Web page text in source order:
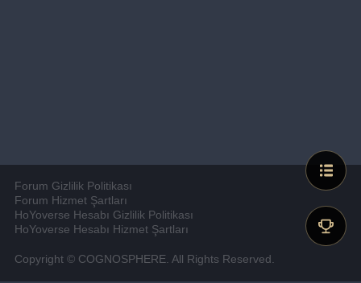
Forum Gizlilik Politikası
Forum Hizmet Şartları
HoYoverse Hesabı Gizlilik Politikası
HoYoverse Hesabı Hizmet Şartları
Copyright © COGNOSPHERE. All Rights Reserved.